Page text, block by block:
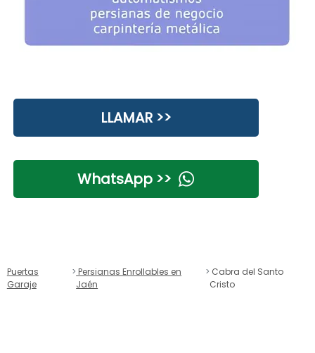
LLAMAR >>
WhatsApp >>
Puertas
Garaje
Persianas Enrollables en
Jaén
Cabra del Santo
Cristo